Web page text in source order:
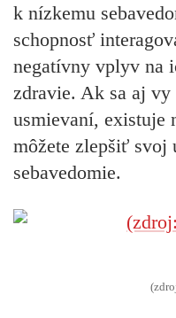
k nízkemu
schopnosť
negatívny vplyv na
zdravie. Ak sa aj
usmievaní, existuje
môžete zlepšiť svoj
sebavedomie.